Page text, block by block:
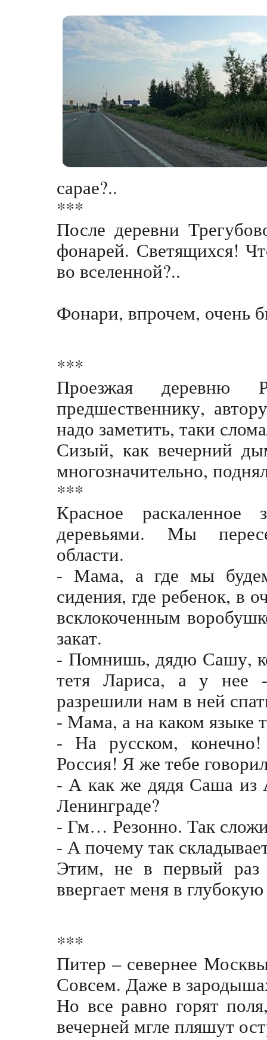
сарае?..
***
После деревни
фонарей. Светящихся!
во вселенной?..
Фонари, впрочем, очень
***
Проезжая деревню
предшественнику,
надо заметить, таки
Сизый, как вечерний
многозначительно,
***
Красное
деревьями. Мы
области.
- Мама, а где мы
сидения, где ребенок, в
всклокоченным
закат.
- Помнишь, дядю Сашу,
тетя Лариса, а у нее
разрешили нам в ней
- Мама, а на каком языке
- На русском,
Россия! Я же тебе
- А как же дядя Саша из
Ленинграде?
- Гм… Резонно. Так
- А почему так
Этим, не в первый раз
ввергает меня в
***
Питер – севернее
Совсем. Даже в
Но все равно горят
вечерней мгле пляшут